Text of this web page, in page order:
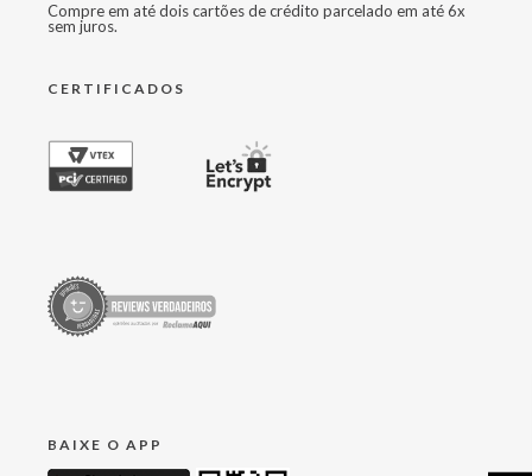
Compre em até dois cartões de crédito parcelado em até 6x
sem juros.
CERTIFICADOS
BAIXE O APP